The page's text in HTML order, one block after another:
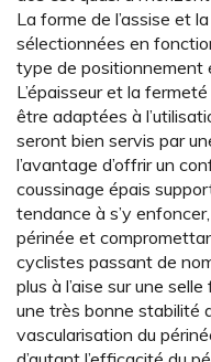
La forme de l’assise et
sélectionnées en
type de positionnement
L’épaisseur et la
être adaptées à
seront bien servis par
l’avantage d’offrir un
coussinage épais
tendance à s’y
périnée et
cyclistes passant de
plus à l’aise sur une
une très bonne stabilité
vascularisation du